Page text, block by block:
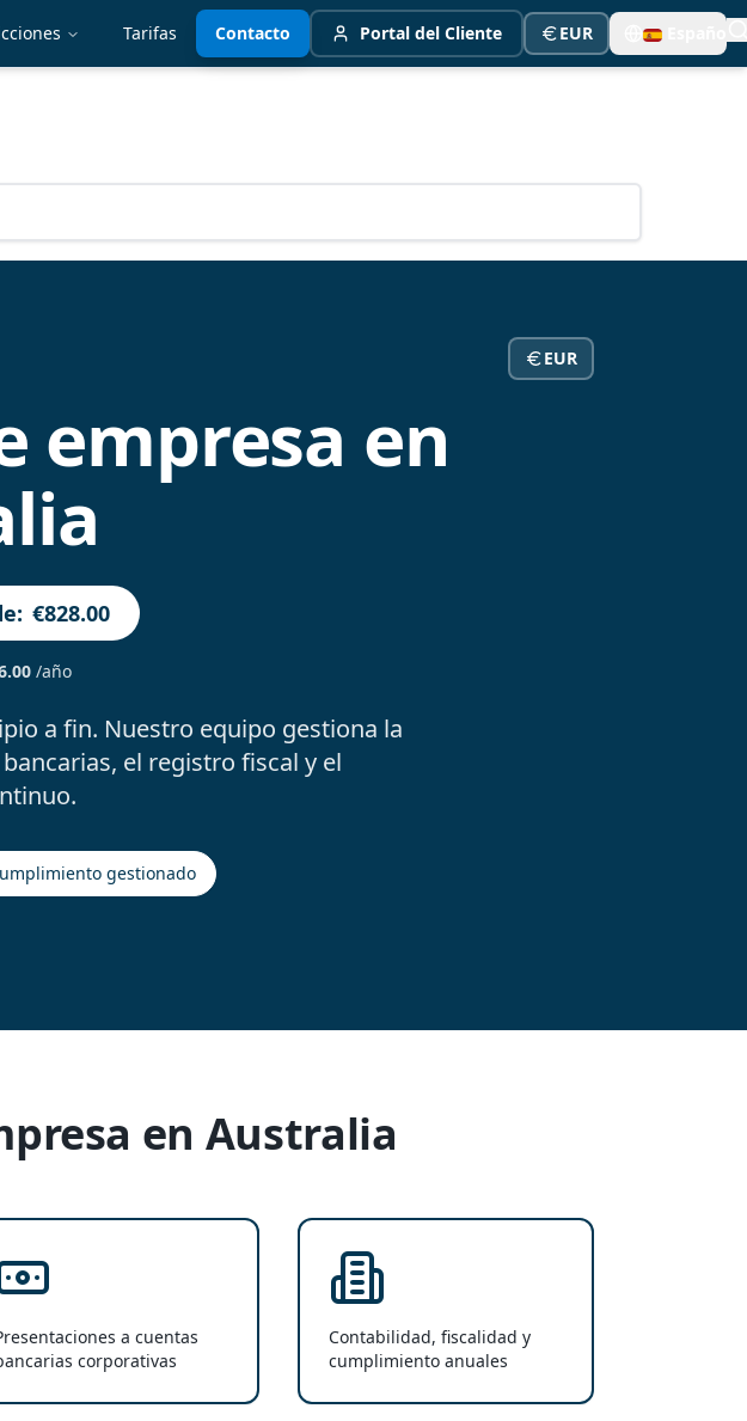
Tarifas Contacto Portal del Cliente EUR
EUR
empresa en
: €828.00
/año
a fin. Nuestro equipo gestiona la
el registro fiscal y el
gestionado
en Australia
a cuentas
corporativas
Contabilidad, fiscalidad y
cumplimiento anuales